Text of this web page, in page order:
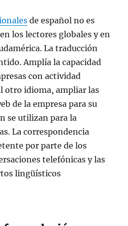
de español no es
los lectores globales y en
La traducción
Amplía la capacidad
con actividad
otro idioma, ampliar las
de la empresa para su
se utilizan para la
La correspondencia
por parte de los
telefónicas y las
lingüísticos